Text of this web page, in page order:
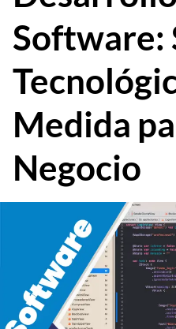
Software:
Medida
Negocio